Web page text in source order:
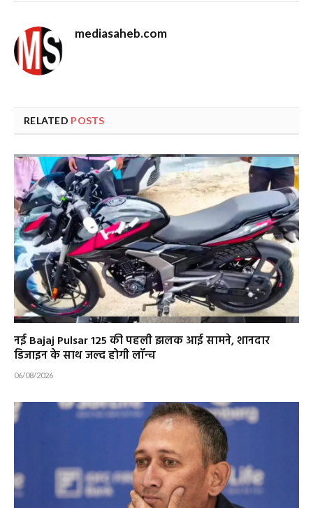
mediasaheb.com
RELATED POSTS
नई Bajaj Pulsar 125 की पहली झलक आई सामने, शानदार
डिजाइन के साथ जल्द होगी लॉन्च
06/08/2026